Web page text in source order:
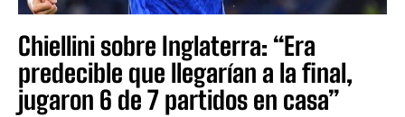
Chiellini sobre Inglaterra: “Era
predecible que llegarían a la final,
jugaron 6 de 7 partidos en casa”